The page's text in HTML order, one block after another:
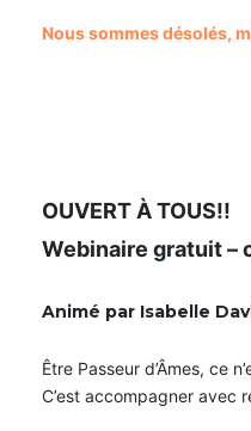
Nous sommes désolés,
OUVERT À TOUS!!
Webinaire gratuit –
Animé par Isabelle
Être Passeur d’Âmes, ce
C’est accompagner avec